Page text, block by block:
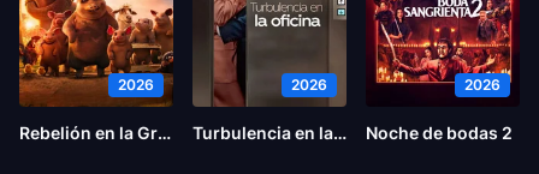
2026
Rebelión en la Granja
2026
Turbulencia en la oficina
2026
Noche de bodas 2